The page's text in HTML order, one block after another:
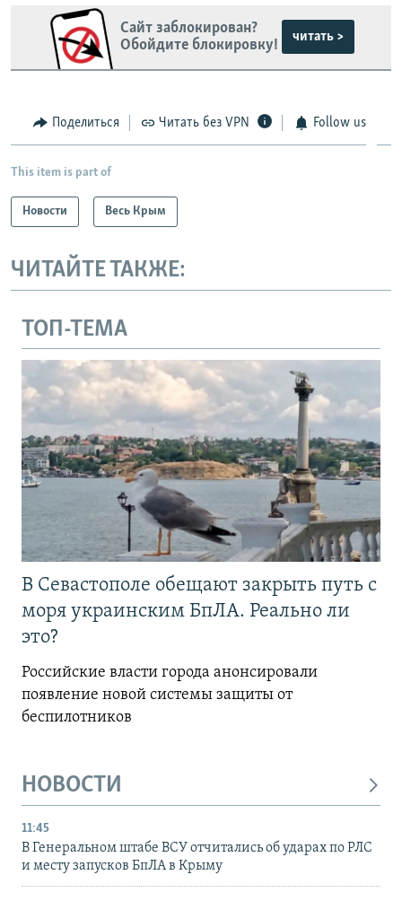
Сайт заблокирован?
Обойдите блокировку!
читать >
Поделиться Читать без VPN Follow us
This item is part of
Новости Весь Крым
ЧИТАЙТЕ ТАКЖЕ:
ТОП-ТЕМА
В Севастополе обещают закрыть путь с
моря украинским БпЛА. Реально ли
это?
Российские власти города анонсировали
появление новой системы защиты от
беспилотников
НОВОСТИ
11:45
В Генеральном штабе ВСУ отчитались об ударах по РЛС
и месту запусков БпЛА в Крыму